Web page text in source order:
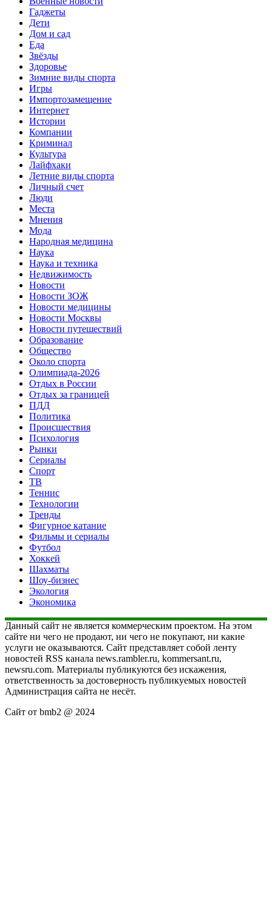
Гаджеты
Дети
Дом и сад
Еда
Звёзды
Здоровье
Зимние виды спорта
Игры
Импортозамещение
Интернет
Истории
Компании
Криминал
Культура
Лайфхаки
Летние виды спорта
Личный счет
Люди
Места
Мнения
Мода
Народная медицина
Наука
Наука и техника
Недвижимость
Новости
Новости ЗОЖ
Новости медицины
Новости Москвы
Новости путешествий
Образование
Общество
Около спорта
Олимпиада-2026
Отдых в России
Отдых за границей
ПДД
Политика
Происшествия
Психология
Рынки
Сериалы
Спорт
ТВ
Теннис
Технологии
Тренды
Фигурное катание
Фильмы и сериалы
Футбол
Хоккей
Шахматы
Шоу-бизнес
Экология
Экономика
Данный сайт не является коммерческим проектом. На этом
сайте ни чего не продают, ни чего не покупают, ни какие
услуги не оказываются. Сайт представляет собой ленту
новостей RSS канала news.rambler.ru, kommersant.ru,
newsru.com. Материалы публикуются без искажения,
ответственность за достоверность публикуемых новостей
Администрация сайта не несёт.
Сайт от bmb2 @ 2024